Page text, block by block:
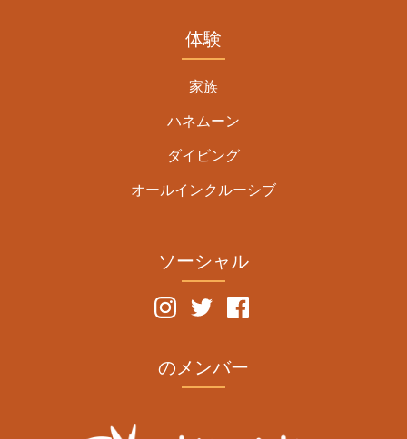
体験
家族
ハネムーン
ダイビング
オールインクルーシブ
ソーシャル
のメンバー